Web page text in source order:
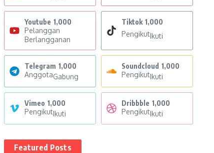
Youtube 1,000
Pelanggan
Berlangganan
Tiktok 1,000
PengikutIkuti
Telegram 1,000
AnggotaGabung
Soundcloud 1,000
PengikutIkuti
Vimeo 1,000
PengikutIkuti
Dribbble 1,000
PengikutIkuti
Featured Posts